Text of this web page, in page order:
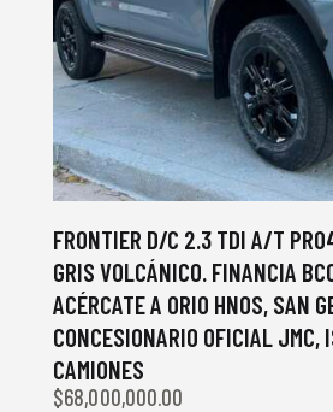
FRONTIER D/C 2.3 TDI A/T
GRIS VOLCÁNICO. FINANCIA
ACÉRCATE A ORIO HNOS, SAN
CONCESIONARIO OFICIAL JMC,
CAMIONES
$68,000,000.00